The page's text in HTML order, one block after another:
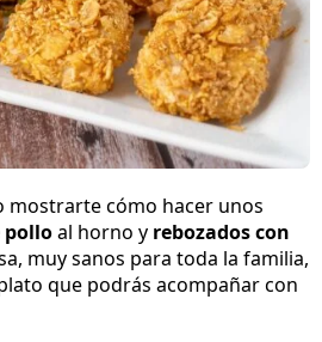
mostrarte cómo hacer unos
polloal horno y rebozados con
muy sanos para toda la familia,
que podrás acompañar con